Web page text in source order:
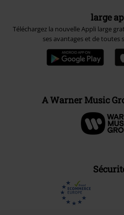
large
Téléchargez la nouvelle Appli large
ses avantages et de toutes
A Warner Music